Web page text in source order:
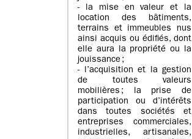
- la mise en valeur et la
location des bâtiments,
terrains et immeubles nus
ainsi acquis ou édifiés, dont
elle aura la propriété ou la
jouissance ;
- l’acquisition et la gestion
de toutes valeurs
mobilières ; la prise de
participation ou d’intérêts
dans toutes sociétés et
entreprises commerciales,
industrielles, artisanales,